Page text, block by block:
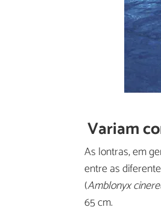
Variam
As lontras, em
entre as
(Amblonyx
65 cm.